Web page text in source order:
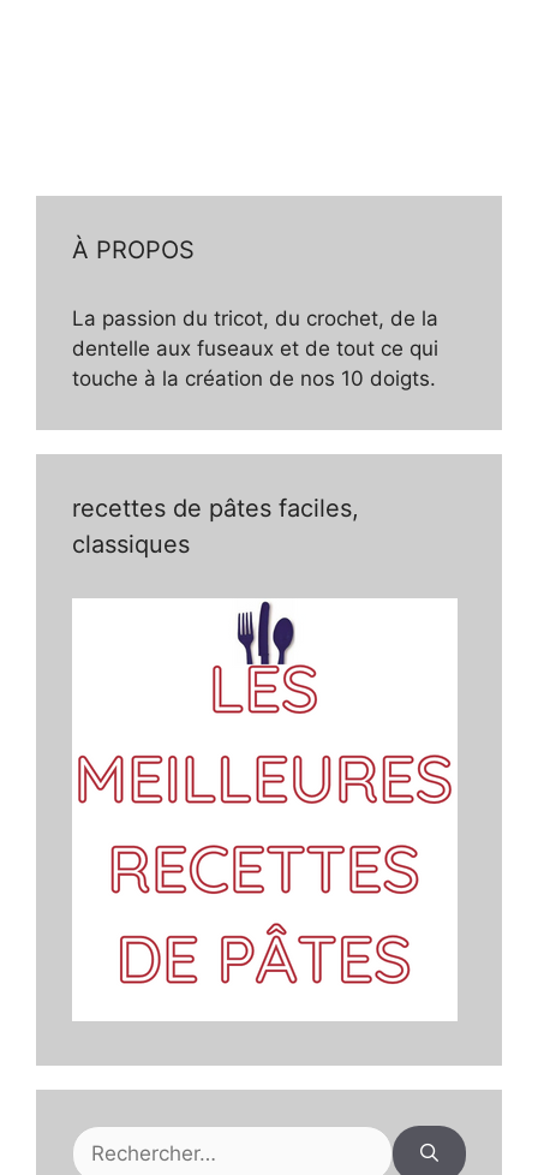
À PROPOS
La passion du tricot, du crochet, de la
dentelle aux fuseaux et de tout ce qui
touche à la création de nos 10 doigts.
recettes de pâtes faciles,
classiques
Rechercher :